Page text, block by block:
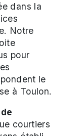
dans la
Notre
pour
le
à Toulon.
courtiers